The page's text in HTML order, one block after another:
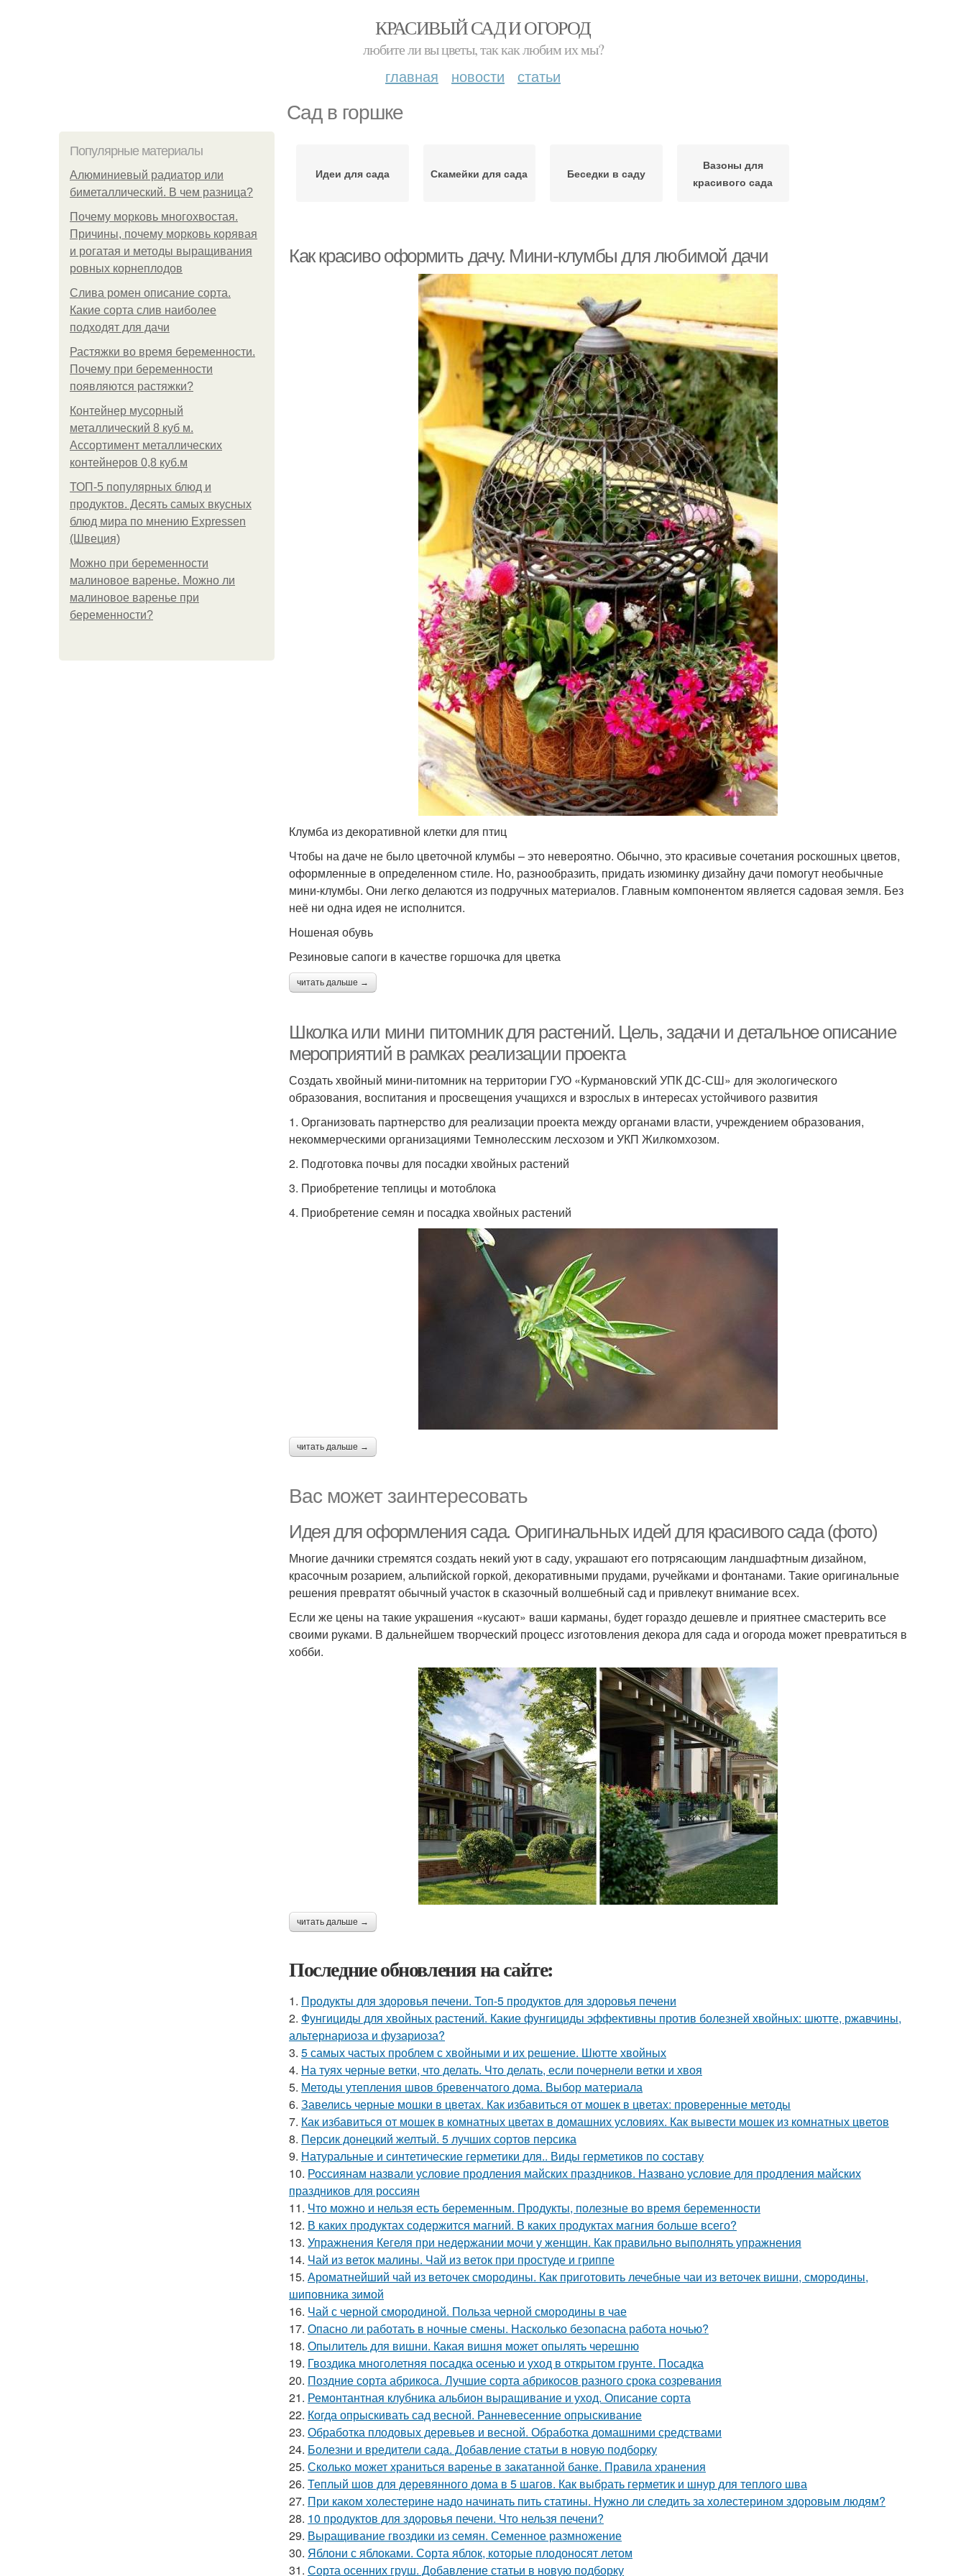
КРАСИВЫЙ САД И ОГОРОД
любите ли вы цветы, так как любим их мы?
главная новости статьи
Сад в горшке
Популярные материалы
Алюминиевый радиатор или
биметаллический. В чем разница?
Почему морковь многохвостая.
Причины, почему морковь корявая
и рогатая и методы выращивания
ровных корнеплодов
Слива ромен описание сорта.
Какие сорта слив наиболее
подходят для дачи
Растяжки во время беременности.
Почему при беременности
появляются растяжки?
Контейнер мусорный
металлический 8 куб м.
Ассортимент металлических
контейнеров 0,8 куб.м
ТОП-5 популярных блюд и
продуктов. Десять самых вкусных
блюд мира по мнению Expressen
(Швеция)
Можно при беременности
малиновое варенье. Можно ли
малиновое варенье при
беременности?
Идеи для сада Скамейки для сада Беседки в саду
Вазоны для
красивого сада
Как красиво оформить дачу. Мини-клумбы для любимой дачи
Клумба из декоративной клетки для птиц
Чтобы на даче не было цветочной клумбы – это невероятно. Обычно, это красивые сочетания роскошных цветов,
оформленные в определенном стиле. Но, разнообразить, придать изюминку дизайну дачи помогут необычные
мини-клумбы. Они легко делаются из подручных материалов. Главным компонентом является садовая земля. Без
неё ни одна идея не исполнится.
Ношеная обувь
Резиновые сапоги в качестве горшочка для цветка
читать дальше →
Школка или мини питомник для растений. Цель, задачи и детальное описание
мероприятий в рамках реализации проекта
Создать хвойный мини-питомник на территории ГУО «Курмановский УПК ДС-СШ» для экологического
образования, воспитания и просвещения учащихся и взрослых в интересах устойчивого развития
1. Организовать партнерство для реализации проекта между органами власти, учреждением образования,
некоммерческими организациями Темнолесским лесхозом и УКП Жилкомхозом.
2. Подготовка почвы для посадки хвойных растений
3. Приобретение теплицы и мотоблока
4. Приобретение семян и посадка хвойных растений
читать дальше →
Вас может заинтересовать
Идея для оформления сада. Оригинальных идей для красивого сада (фото)
Многие дачники стремятся создать некий уют в саду, украшают его потрясающим ландшафтным дизайном,
красочным розарием, альпийской горкой, декоративными прудами, ручейками и фонтанами. Такие оригинальные
решения превратят обычный участок в сказочный волшебный сад и привлекут внимание всех.
Если же цены на такие украшения «кусают» ваши карманы, будет гораздо дешевле и приятнее смастерить все
своими руками. В дальнейшем творческий процесс изготовления декора для сада и огорода может превратиться в
хобби.
читать дальше →
Последние обновления на сайте:
1. Продукты для здоровья печени. Топ-5 продуктов для здоровья печени
2. Фунгициды для хвойных растений. Какие фунгициды эффективны против болезней хвойных: шютте, ржавчины,
альтернариоза и фузариоза?
3. 5 самых частых проблем с хвойными и их решение. Шютте хвойных
4. На туях черные ветки, что делать. Что делать, если почернели ветки и хвоя
5. Методы утепления швов бревенчатого дома. Выбор материала
6. Завелись черные мошки в цветах. Как избавиться от мошек в цветах: проверенные методы
7. Как избавиться от мошек в комнатных цветах в домашних условиях. Как вывести мошек из комнатных цветов
8. Персик донецкий желтый. 5 лучших сортов персика
9. Натуральные и синтетические герметики для.. Виды герметиков по составу
10. Россиянам назвали условие продления майских праздников. Названо условие для продления майских
праздников для россиян
11. Что можно и нельзя есть беременным. Продукты, полезные во время беременности
12. В каких продуктах содержится магний. В каких продуктах магния больше всего?
13. Упражнения Кегеля при недержании мочи у женщин. Как правильно выполнять упражнения
14. Чай из веток малины. Чай из веток при простуде и гриппе
15. Ароматнейший чай из веточек смородины. Как приготовить лечебные чаи из веточек вишни, смородины,
шиповника зимой
16. Чай с черной смородиной. Польза черной смородины в чае
17. Опасно ли работать в ночные смены. Насколько безопасна работа ночью?
18. Опылитель для вишни. Какая вишня может опылять черешню
19. Гвоздика многолетняя посадка осенью и уход в открытом грунте. Посадка
20. Поздние сорта абрикоса. Лучшие сорта абрикосов разного срока созревания
21. Ремонтантная клубника альбион выращивание и уход. Описание сорта
22. Когда опрыскивать сад весной. Ранневесенние опрыскивание
23. Обработка плодовых деревьев и весной. Обработка домашними средствами
24. Болезни и вредители сада. Добавление статьи в новую подборку
25. Сколько может храниться варенье в закатанной банке. Правила хранения
26. Теплый шов для деревянного дома в 5 шагов. Как выбрать герметик и шнур для теплого шва
27. При каком холестерине надо начинать пить статины. Нужно ли следить за холестерином здоровым людям?
28. 10 продуктов для здоровья печени. Что нельзя печени?
29. Выращивание гвоздики из семян. Семенное размножение
30. Яблони с яблоками. Сорта яблок, которые плодоносят летом
31. Сорта осенних груш. Добавление статьи в новую подборку